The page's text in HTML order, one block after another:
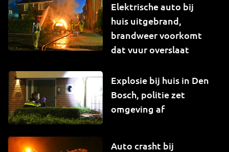
Elektrische auto bij
huis uitgebrand,
brandweer voorkomt
dat vuur overslaat
Explosie bij huis in Den
Bosch, politie zet
omgeving af
Auto crasht bij